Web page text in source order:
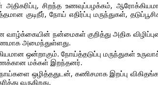
அதிகரிப்பு, சிறந்த உணவுப்பழக்கம்,
குடிநீர், நோய் எதிர்ப்பு மருந்துகள்,
வாழ்க்கையின் நன்மைகள் குறித்து அதிக
அமைந்துள்ளது.
ஒன்றாகும். நோய்த்தடுப்பு மருந்துகள்
மக்கள் இறந்தனர்.
நோய்களை ஒழித்ததுடன், கணிசமாக இறப்பு
வருகிறது.